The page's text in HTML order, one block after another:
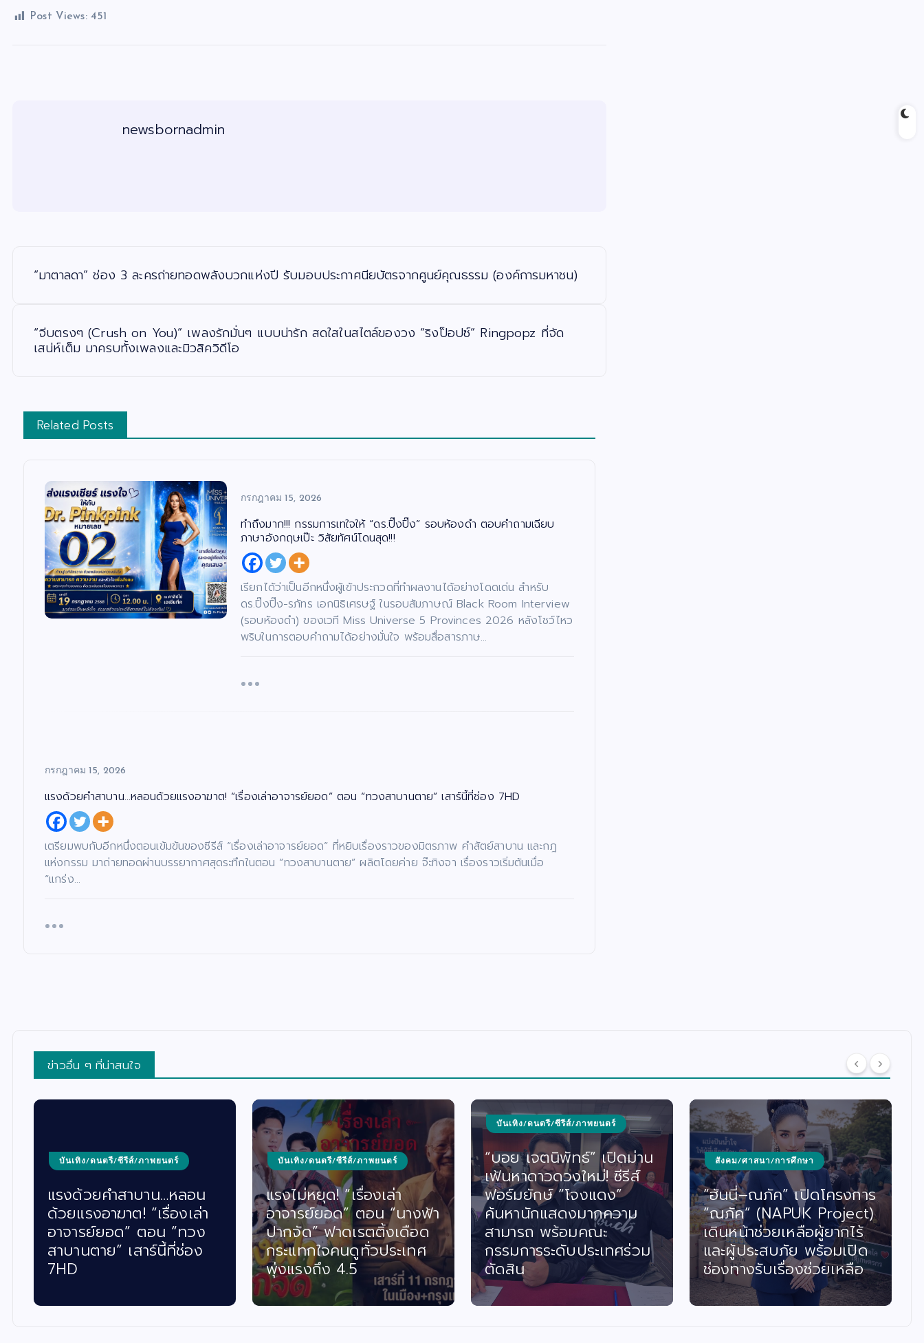
Post Views: 451
newsbornadmin
“มาตาลดา” ช่อง 3 ละครถ่ายทอดพลังบวกแห่งปี รับมอบประกาศนียบัตรจากศูนย์คุณธรรม (องค์การมหาชน)
“จีบตรงๆ (Crush on You)” เพลงรักมั่นๆ แบบน่ารัก สดใสในสไตล์ของวง “ริงป็อปซ์” Ringpopz ที่จัด
เสน่ห์เต็ม มาครบทั้งเพลงและมิวสิควิดีโอ
Related Posts
กรกฎาคม 15, 2026
ทำถึงมาก!!! กรรมการเทใจให้ “ดร.ปิ๊งปิ๊ง” รอบห้องดำ ตอบคำถามเฉียบ
ภาษาอังกฤษเป๊ะ วิสัยทัศน์โดนสุด!!!
เรียกได้ว่าเป็นอีกหนึ่งผู้เข้าประกวดที่ทำผลงานได้อย่างโดดเด่น สำหรับ
ดร.ปิ๊งปิ๊ง-รภัทร เอกนิธิเศรษฐ์ ในรอบสัมภาษณ์ Black Room Interview
(รอบห้องดำ) ของเวที Miss Universe 5 Provinces 2026 หลังโชว์ไหว
พริบในการตอบคำถามได้อย่างมั่นใจ พร้อมสื่อสารภาษ…
กรกฎาคม 15, 2026
แรงด้วยคำสาบาน…หลอนด้วยแรงอาฆาต! “เรื่องเล่าอาจารย์ยอด” ตอน “ทวงสาบานตาย” เสาร์นี้ที่ช่อง 7HD
เตรียมพบกับอีกหนึ่งตอนเข้มข้นของซีรีส์ “เรื่องเล่าอาจารย์ยอด” ที่หยิบเรื่องราวของมิตรภาพ คำสัตย์สาบาน และกฎ
แห่งกรรม มาถ่ายทอดผ่านบรรยากาศสุดระทึกในตอน “ทวงสาบานตาย” ผลิตโดยค่าย จ๊ะทิงจา เรื่องราวเริ่มต้นเมื่อ
“แกร่ง…
ข่าวอื่น ๆ ที่น่าสนใจ
บันเทิง/ดนตรี/ซีรีส์/ภาพยนตร์
แรงด้วยคำสาบาน…หลอน
ด้วยแรงอาฆาต! “เรื่องเล่า
อาจารย์ยอด” ตอน “ทวง
สาบานตาย” เสาร์นี้ที่ช่อง
7HD
บันเทิง/ดนตรี/ซีรีส์/ภาพยนตร์
แรงไม่หยุด! “เรื่องเล่า
อาจารย์ยอด” ตอน “นางฟ้า
ปากจัด” ฟาดเรตติ้งเดือด
กระแทกใจคนดูทั่วประเทศ
พุ่งแรงถึง 4.5
บันเทิง/ดนตรี/ซีรีส์/ภาพยนตร์
“บอย เจตนิพัทธ์” เปิดม่าน
เฟ้นหาดาวดวงใหม่! ซีรีส์
ฟอร์มยักษ์ “โจงแดง”
ค้นหานักแสดงมากความ
สามารถ พร้อมคณะ
กรรมการระดับประเทศร่วม
ตัดสิน
สังคม/ศาสนา/การศึกษา
“ฮันนี่–ณภัค” เปิดโครงการ
“ณภัค” (NAPUK Project)
เดินหน้าช่วยเหลือผู้ยากไร้
และผู้ประสบภัย พร้อมเปิด
ช่องทางรับเรื่องช่วยเหลือ